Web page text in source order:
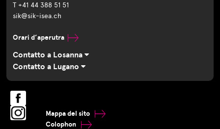
T +41 44 388 51 51
sik@sik-isea.ch
Orari d’aperutra
Contatto a Losanna
Contatto a Lugano
Mappa del sito
Colophon